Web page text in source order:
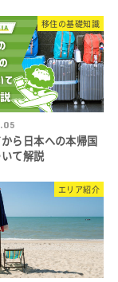
移住の基礎知識
ら日本への本帰国
て解説
エリア紹介